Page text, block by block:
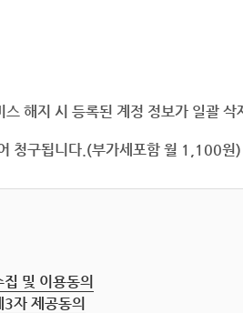
해지 시 등록된 계정 정보가 일괄
청구됩니다.(부가세포함 월 1,100원)
및 이용동의
자 제공동의